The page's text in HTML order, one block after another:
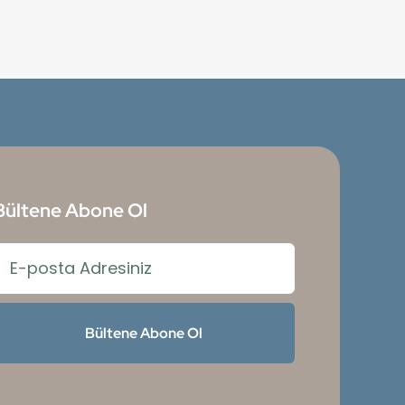
Abone Ol
Bültene Abone Ol